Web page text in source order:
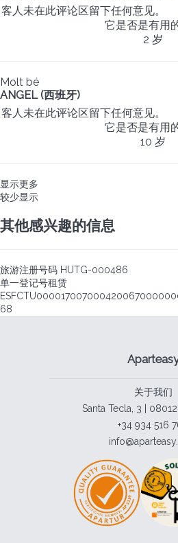
客人未在此评论区留下任何意见。
它是否是有用
2 岁
Molt bé
ANGEL (西班牙)
客人未在此评论区留下任何意见。
它是否是有用
10 岁
显示更多
较少显示
其他感兴趣的信息
旅游注册号码 HUTG-000486
单一登记号租赁
68
关于我们
Santa Tecla, 3 |
+34 934 516